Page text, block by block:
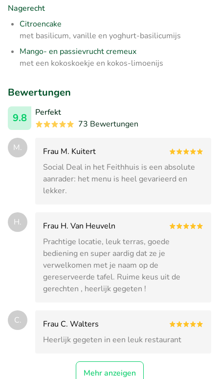
Nagerecht
Citroencake
met basilicum, vanille en yoghurt-basilicumijs
Mango- en passievrucht cremeux
met een kokoskoekje en kokos-limoenijs
Bewertungen
9.8
Perfekt
73 Bewertungen
M.
Frau M. Kuitert
Social Deal in het Feithhuis is een absolute
aanrader: het menu is heel gevarieerd en
lekker.
H.
Frau H. Van Heuveln
Prachtige locatie, leuk terras, goede
bediening en super aardig dat ze je
verwelkomen met je naam op de
gereserveerde tafel. Ruime keus uit de
gerechten , heerlijk gegeten !
C.
Frau C. Walters
Heerlijk gegeten in een leuk restaurant
Mehr anzeigen